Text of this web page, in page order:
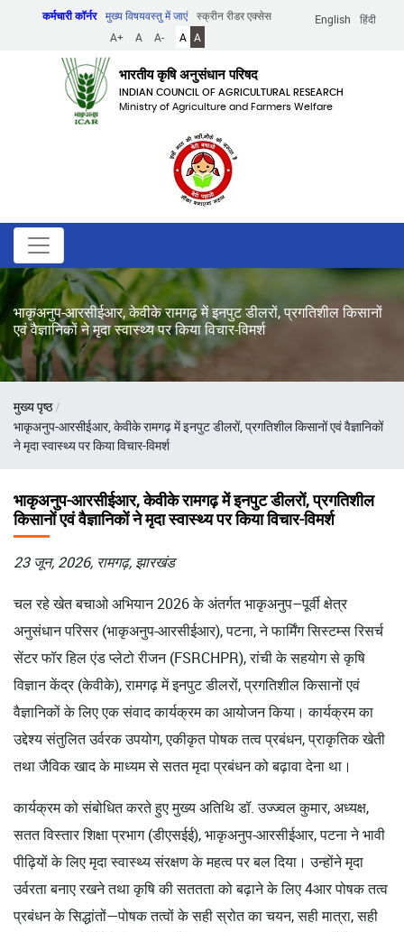
English हिंदी
कर्मचारी कॉर्नर मुख्य विषयवस्तु में जाएं
स्क्रीन रीडर एक्सेस
A+
A A- A A
भारतीय कृषि अनुसंधान परिषद
INDIAN COUNCIL OF AGRICULTURAL RESEARCH
Ministry of Agriculture and Farmers Welfare
भाकृअनुप-आरसीईआर, केवीके रामगढ़ में इनपुट डीलरों, प्रगतिशील किसानों
एवं वैज्ञानिकों ने मृदा स्वास्थ्य पर किया विचार-विमर्श
पग
चिन्ह
मुख्य पृष्ठ
भाकृअनुप-आरसीईआर, केवीके रामगढ़ में इनपुट डीलरों, प्रगतिशील किसानों एवं वैज्ञानिकों
ने मृदा स्वास्थ्य पर किया विचार-विमर्श
भाकृअनुप-आरसीईआर, केवीके रामगढ़ में इनपुट डीलरों, प्रगतिशील
किसानों एवं वैज्ञानिकों ने मृदा स्वास्थ्य पर किया विचार-विमर्श
23 जून, 2026, रामगढ़, झारखंड
चल रहे खेत बचाओ अभियान 2026 के अंतर्गत भाकृअनुप–पूर्वी क्षेत्र
अनुसंधान परिसर (भाकृअनुप-आरसीईआर), पटना, ने फार्मिंग सिस्टम्स रिसर्च
सेंटर फॉर हिल एंड प्लेटो रीजन (FSRCHPR), रांची के सहयोग से कृषि
विज्ञान केंद्र (केवीके), रामगढ़ में इनपुट डीलरों, प्रगतिशील किसानों एवं
वैज्ञानिकों के लिए एक संवाद कार्यक्रम का आयोजन किया। कार्यक्रम का
उद्देश्य संतुलित उर्वरक उपयोग, एकीकृत पोषक तत्व प्रबंधन, प्राकृतिक खेती
तथा जैविक खाद के माध्यम से सतत मृदा प्रबंधन को बढ़ावा देना था।
कार्यक्रम को संबोधित करते हुए मुख्य अतिथि डॉ. उज्ज्वल कुमार, अध्यक्ष,
सतत विस्तार शिक्षा प्रभाग (डीएसईई), भाकृअनुप-आरसीईआर, पटना ने भावी
पीढ़ियों के लिए मृदा स्वास्थ्य संरक्षण के महत्व पर बल दिया। उन्होंने मृदा
उर्वरता बनाए रखने तथा कृषि की सततता को बढ़ाने के लिए 4आर पोषक तत्व
प्रबंधन के सिद्धांतों—पोषक तत्वों के सही स्रोत का चयन, सही मात्रा, सही